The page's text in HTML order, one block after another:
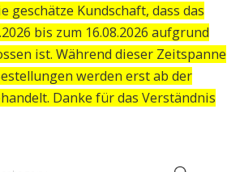
geschätze Kundschaft, dass das
bis zum 16.08.2026 aufgrund
ist. Während dieser Zeitspanne
werden erst ab der
Danke für das Verständnis